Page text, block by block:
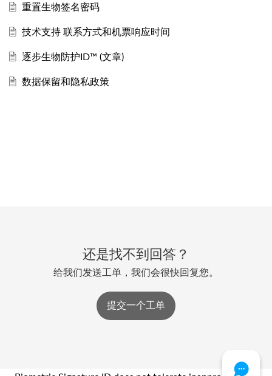
重置生物签名密码
技术支持 联系方式和机票响应时间
逐步生物防护ID™ (文章)
数据保留和隐私政策
还是找不到回答？
给我们发送工单，我们会很快回复您。
提交一个工单